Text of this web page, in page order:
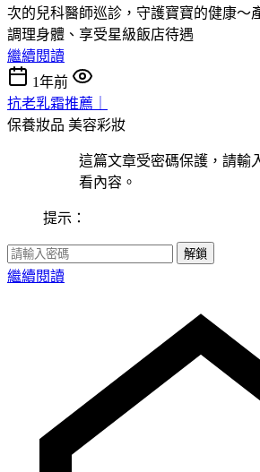
次的兒科醫師巡診，守護寶寶的健康～
調理身體、享受星級飯店待遇
繼續閱讀
1年前
抗老乳霜推薦｜
保養妝品 美容彩妝
這篇文章受密碼保護，請輸
看內容。
提示：
解鎖
繼續閱讀